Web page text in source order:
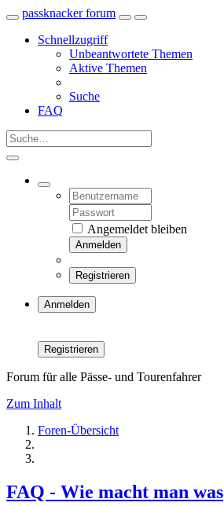
passknacker forum
Schnellzugriff
Unbeantwortete Themen
Aktive Themen
Suche
FAQ
Angemeldet bleiben
Anmelden
Registrieren
Anmelden
Registrieren
Forum für alle Pässe- und Tourenfahrer
Zum Inhalt
Foren-Übersicht
FAQ - Wie macht man was